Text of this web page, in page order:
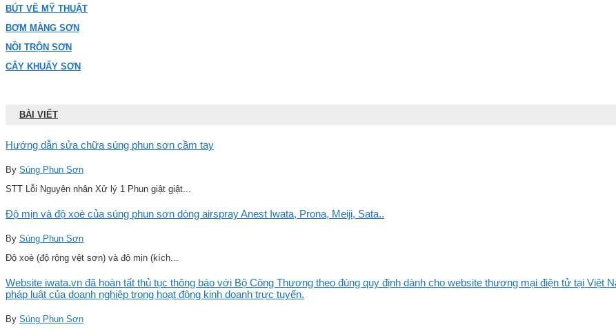
BÚT VẼ MỸ THUẬT
BƠM MÀNG SƠN
NỒI TRỘN SƠN
CÂY KHUẤY SƠN
BÀI VIẾT
Hướng dẫn sửa chữa súng phun sơn cầm tay
By Súng Phun Sơn
STT Lỗi Nguyên nhân Xử lý 1 Phun giật giật...
Độ mịn và độ xoè của súng phun sơn dòng airspray Anest Iwata, Prona, Meiji, Sata..
By Súng Phun Sơn
Độ xoè (độ rộng vệt sơn) và độ mịn (kích...
Website iwata.vn đã hoàn tất thủ tục thông báo với Bộ Công Thương theo đúng quy định dành cho website thương mại điện tử tại Việt
pháp luật của doanh nghiệp trong hoạt động kinh doanh trực tuyến.
By Súng Phun Sơn